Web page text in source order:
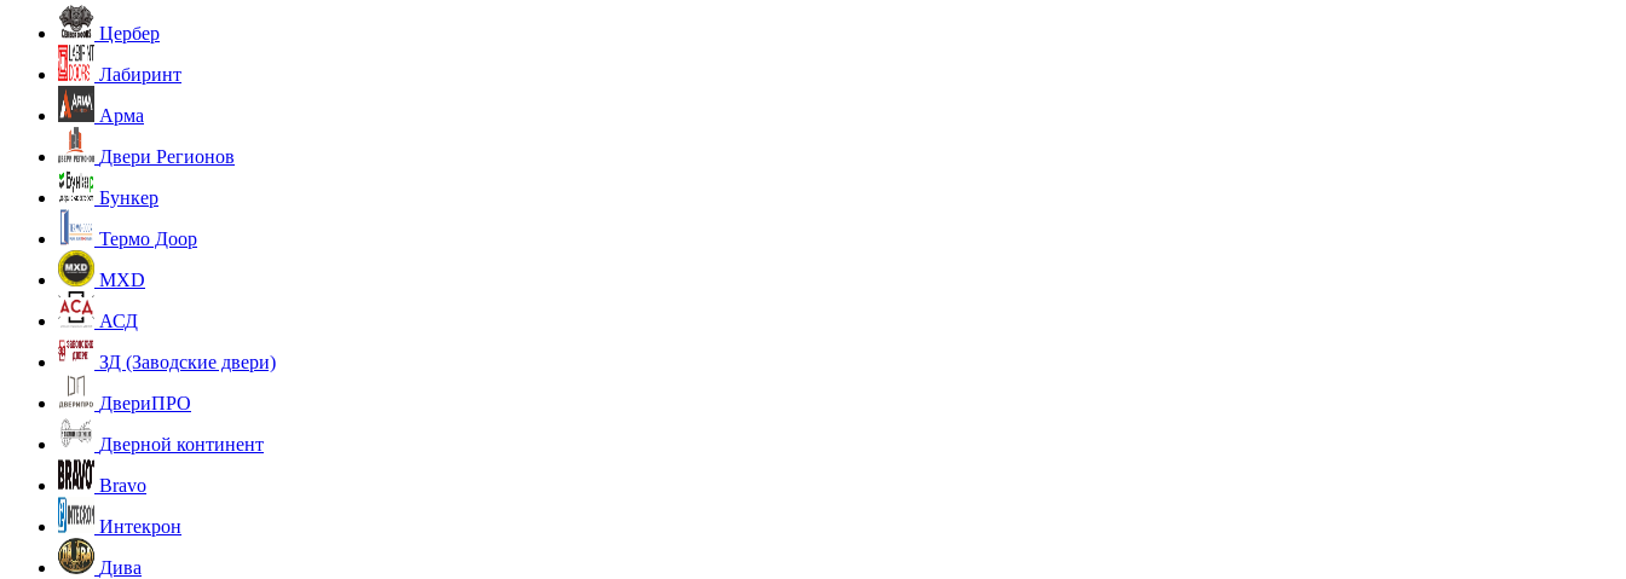
Цербер
Лабиринт
Арма
Двери Регионов
Бункер
Термо Доор
MXD
АСД
ЗД (Заводские двери)
ДвериПРО
Дверной континент
Bravo
Интекрон
Дива